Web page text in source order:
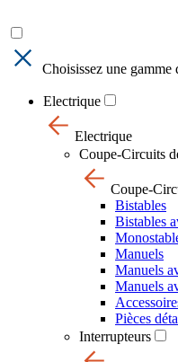
Choisissez une gamme
Electrique
Electrique
Coupe-Circuits
Coupe-
Bistables
Bistables
Manuels
Manuels
Manuels
Pièces
Interrupteurs